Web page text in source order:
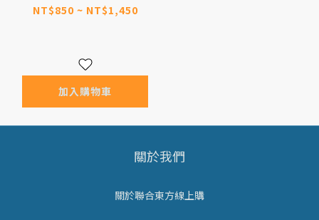
NT$850 ~ NT$1,450
加入購物車
關於我們
關於聯合東方線上購